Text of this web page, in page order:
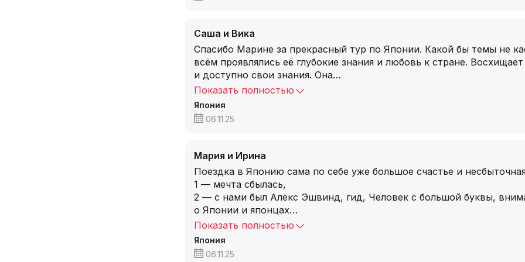
Саша и Вика
Спасибо Марине за прекрасный тур по Японии. Какой бы темы не
всём проявлялись её глубокие знания и любовь к стране.
и доступно свои знания. Она…
Показать полностью
Япония
06.11.25
Мария и Ирина
Поездка в Японию сама по себе уже большое счастье и
1 — мечта сбылась,
2 — с нами был Алекс Эшвинд, гид, Человек с большой буквы,
о Японии и японцах…
Показать полностью
Япония
06.11.25